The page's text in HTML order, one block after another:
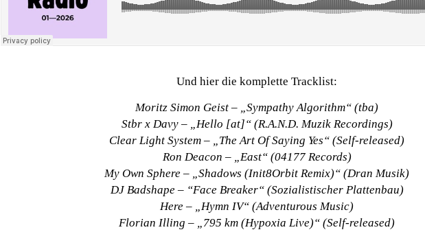
Und hier die komplette Tracklist:
Moritz Simon Geist – „Sympathy Algorithm“ (tba)
Stbr x Davy – „Hello [at]“ (R.A.N.D. Muzik Recordings)
Clear Light System – „The Art Of Saying Yes“(Self-released)
Ron Deacon – „East“ (04177 Records)
My Own Sphere – „Shadows (Init8Orbit Remix)“ (Dran Musik)
DJ Badshape – “Face Breaker“ (Sozialistischer Plattenbau)
Here – „Hymn IV“ (Adventurous Music)
Florian Illing – „795 km (Hypoxia Live)“ (Self-released)